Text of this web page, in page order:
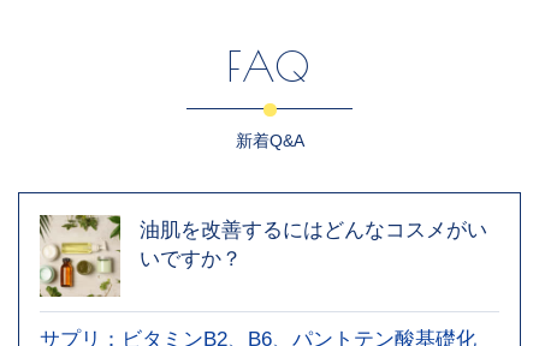
FAQ
新着Q&A
油肌を改善するにはどんなコスメがい
いですか？
サプリ：ビタミンB2、B6、パントテン酸基礎化